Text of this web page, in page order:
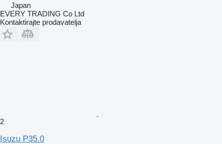
Japan
EVERY TRADING Co Ltd
Kontaktirajte prodavatelja
2
Isuzu P35.0